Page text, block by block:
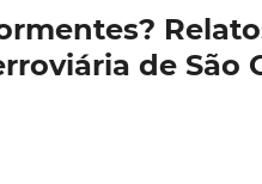
de São